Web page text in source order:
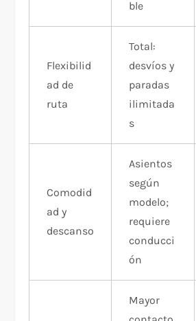
ble
Flexibilid
ad de
ruta
Total:
desvíos y
paradas
ilimitada
s
Comodid
ad y
descanso
Asientos
según
modelo;
requiere
conducci
ón
Mayor